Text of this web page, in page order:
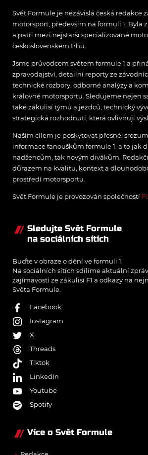
Svět Formule je nezávislá česká redakce
motorsport, především na formuli 1. Byla
a patří mezi nejstarší specializované
československém trhu.
Jsme průvodcem světem formule 1 a
zpravodajství, detailní reporty ze
technické rozbory, odborné analýzy a
královně motorsportu. Sledujeme nejen
také zákulisí týmů a jezdců, technický
strategická rozhodnutí, která ovlivňují
Naším cílem je poskytovat přesné,
informace fanouškům formule 1, a to jak
nadšencům, tak novým divákům.
důrazem na kvalitu, kontext a
prostředí motorsportu.
Svět Formule je provozován společností
Sledujte Svět Formule
na sociálních sítích
Buďte v obraze o dění ve formuli 1.
Na sociálních sítích sdílíme aktuální
zajímavosti ze zákulisí F1 a odkazy na
Světa Formule.
Facebook
Instagram
X
Threads
Tiktok
LinkedIn
Youtube
Spotify
Více o Svět Formule